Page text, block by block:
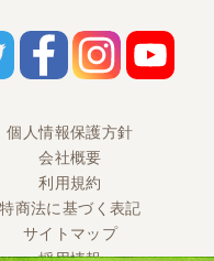
丁寧なご対応ありがとうござ
で、どうぞ宜しくお願い申し
個人情報保護方針
会社概要
利用規約
特商法に基づく表記
サイトマップ